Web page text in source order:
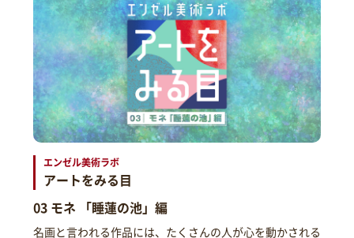
エンゼル美術ラボ
アートをみる目
03 モネ 「睡蓮の池」編
名画と言われる作品には、たくさんの人が心を動かされる